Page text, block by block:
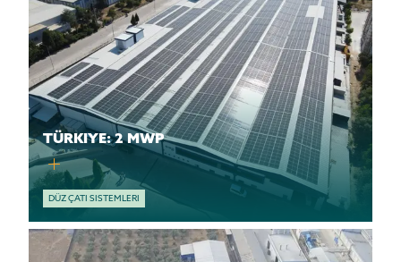
TÜRKIYE: 2 MWP
DÜZ ÇATI SISTEMLERI